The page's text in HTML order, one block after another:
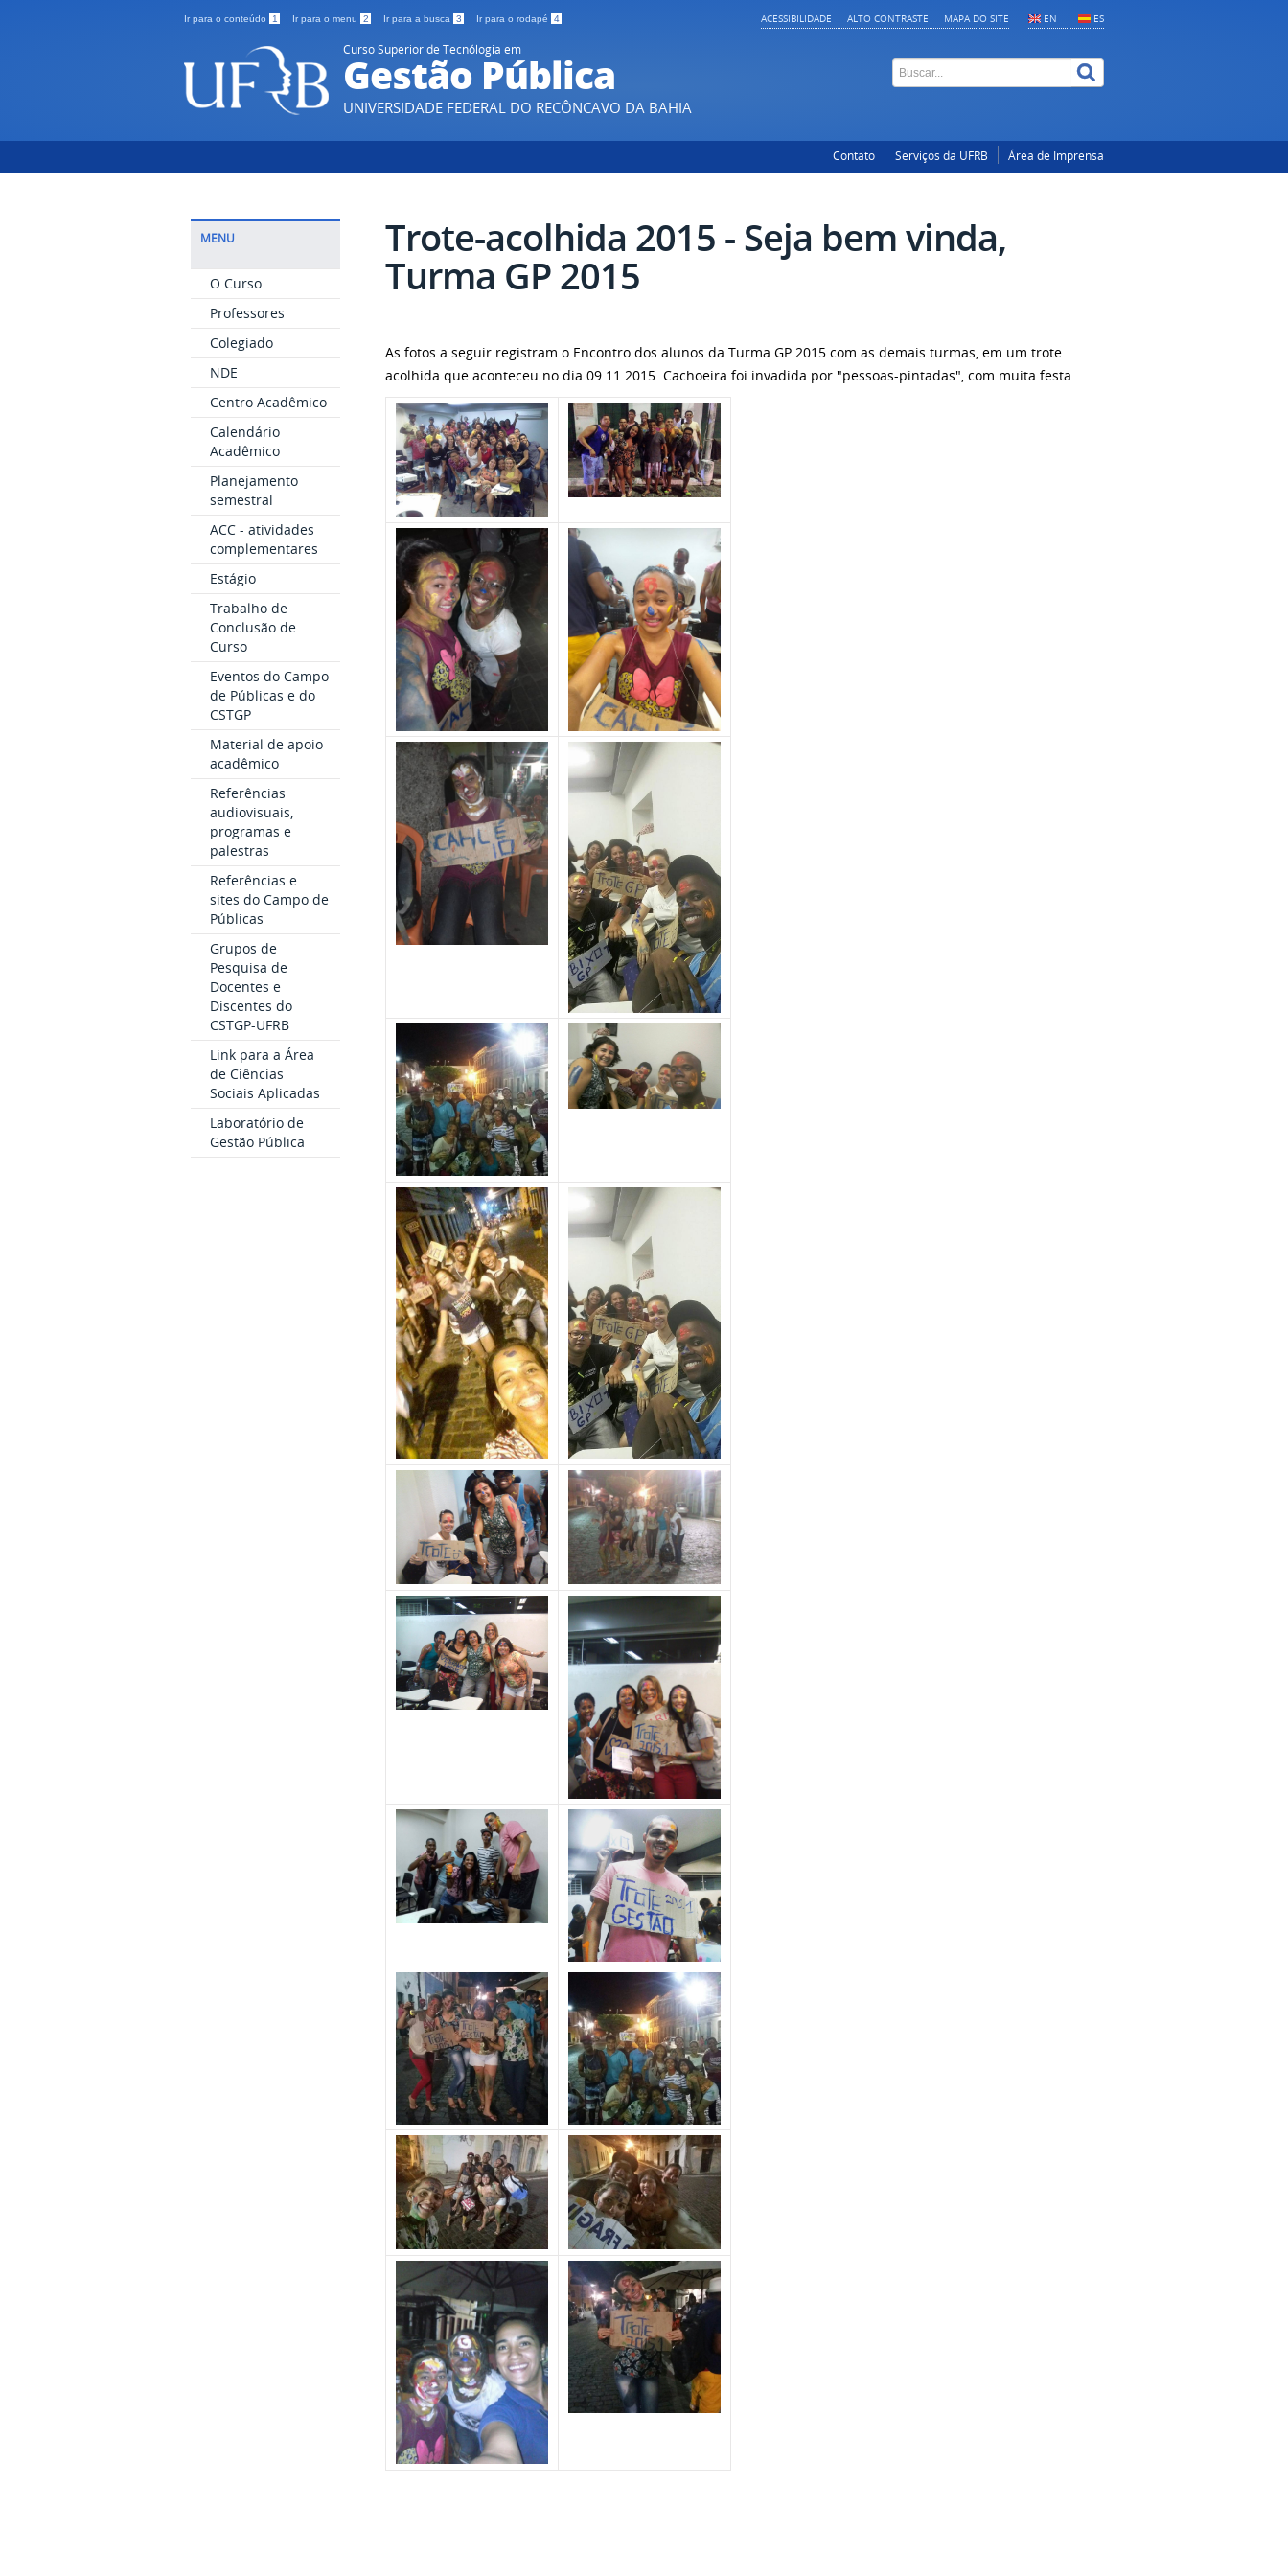
Ir para o conteúdo 1 Ir para o menu 2 Ir para a busca 3 Ir para o rodapé 4 EN ES
ACESSIBILIDADE ALTO CONTRASTE MAPA DO SITE
Curso Superior de Tecnólogia em
Gestão Pública
UNIVERSIDADE FEDERAL DO RECÔNCAVO DA BAHIA
Contato Serviços da UFRB Área de Imprensa
MENU
O Curso
Professores
Colegiado
NDE
Centro Acadêmico
Calendário
Acadêmico
Planejamento
semestral
ACC - atividades
complementares
Estágio
Trabalho de
Conclusão de
Curso
Eventos do Campo
de Públicas e do
CSTGP
Material de apoio
acadêmico
Referências
audiovisuais,
programas e
palestras
Referências e
sites do Campo de
Públicas
Grupos de
Pesquisa de
Docentes e
Discentes do
CSTGP-UFRB
Link para a Área
de Ciências
Sociais Aplicadas
Laboratório de
Gestão Pública
Trote-acolhida 2015 - Seja bem vinda,
Turma GP 2015
As fotos a seguir registram o Encontro dos alunos da Turma GP 2015 com as demais turmas, em um trote
acolhida que aconteceu no dia 09.11.2015. Cachoeira foi invadida por "pessoas-pintadas", com muita festa.